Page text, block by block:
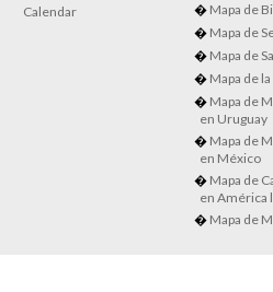
Calendar
Mapa de
Mapa de
Mapa de
Mapa de
Mapa de
en Uruguay
Mapa de
en México
Mapa de
en América
Mapa de